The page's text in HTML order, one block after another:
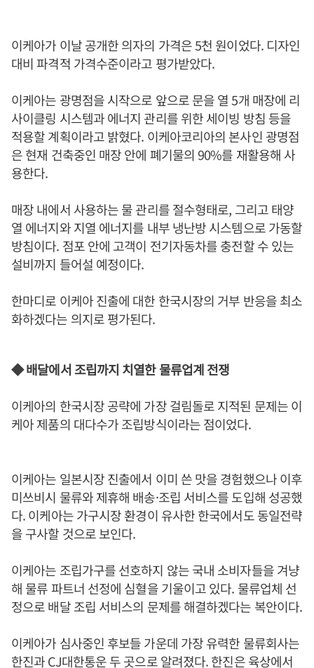
이케아가 이날 공개한 의자의 가격은 5천 원이었다. 디자인
대비 파격적 가격수준이라고 평가받았다.
이케아는 광명점을 시작으로 앞으로 문을 열 5개 매장에 리
사이클링 시스템과 에너지 관리를 위한 세이빙 방침 등을
적용할 계획이라고 밝혔다. 이케아코리아의 본사인 광명점
은 현재 건축중인 매장 안에 폐기물의 90%를 재활용해 사
용한다.
매장 내에서 사용하는 물 관리를 절수형태로, 그리고 태양
열 에너지와 지열 에너지를 내부 냉난방 시스템으로 가동할
방침이다. 점포 안에 고객이 전기자동차를 충전할 수 있는
설비까지 들어설 예정이다.
한마디로 이케아 진출에 대한 한국시장의 거부 반응을 최소
화하겠다는 의지로 평가된다.
◆ 배달에서 조립까지 치열한 물류업계 전쟁
이케아의 한국시장 공략에 가장 걸림돌로 지적된 문제는 이
케아 제품의 대다수가 조립방식이라는 점이었다.
이케아는 일본시장 진출에서 이미 쓴 맛을 경험했으나 이후
미쓰비시 물류와 제휴해 배송·조립 서비스를 도입해 성공했
다. 이케아는 가구시장 환경이 유사한 한국에서도 동일전략
을 구사할 것으로 보인다.
이케아는 조립가구를 선호하지 않는 국내 소비자들을 겨냥
해 물류 파트너 선정에 심혈을 기울이고 있다. 물류업체 선
정으로 배달 조립 서비스의 문제를 해결하겠다는 복안이다.
이케아가 심사중인 후보들 가운데 가장 유력한 물류회사는
한진과 CJ대한통운 두 곳으로 알려졌다. 한진은 육상에서